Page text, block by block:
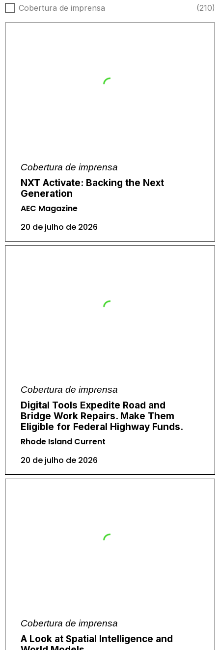
Cobertura de imprensa
(210)
Cobertura de imprensa
NXT Activate: Backing the Next
Generation
AEC Magazine
20 de julho de 2026
Cobertura de imprensa
Digital Tools Expedite Road and
Bridge Work Repairs. Make Them
Eligible for Federal Highway Funds.
Rhode Island Current
20 de julho de 2026
Cobertura de imprensa
A Look at Spatial Intelligence and